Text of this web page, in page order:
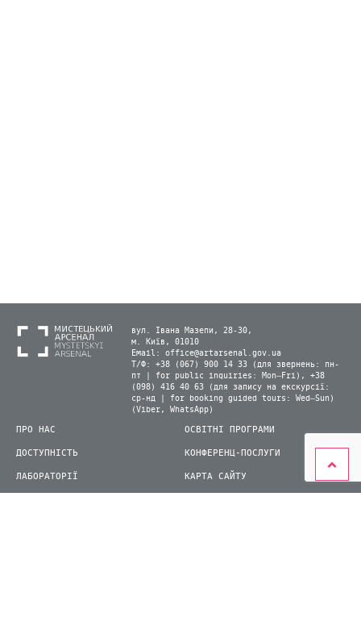
вул. Івана Мазепи, 28-30,
м. Київ, 01010
Email: office@artarsenal.gov.ua
Т/Ф: +38 (067) 900 14 33 (для звернень: пн-
пт | for public inquiries: Mon–Fri), +38
(098) 416 40 63 (для запису на екскурсії:
ср-нд | for booking guided tours: Wed–Sun)
(Viber, WhatsApp)
ПРО НАС
ДОСТУПНІСТЬ
ЛАБОРАТОРІЇ
ОСВІТНІ ПРОГРАМИ
КОНФЕРЕНЦ-ПОСЛУГИ
КАРТА САЙТУ